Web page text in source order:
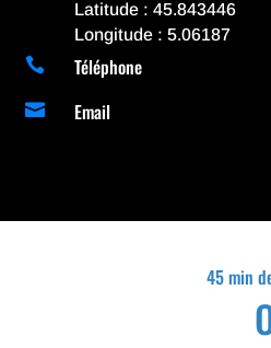
Latitude : 45.843446
Longitude : 5.06187
 Téléphone
 Email
45 min